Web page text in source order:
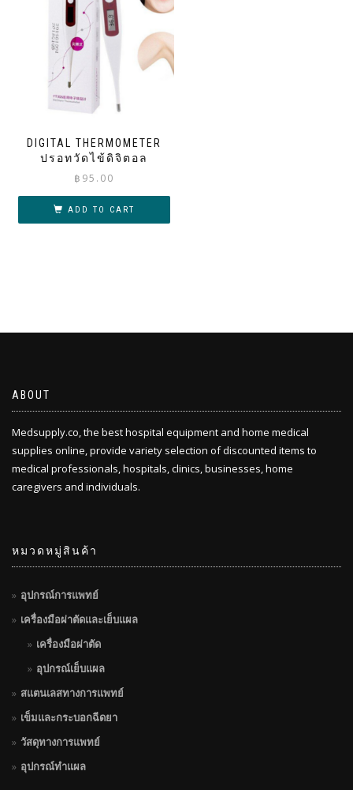
DIGITAL THERMOMETER
ปรอทวัดไข้ดิจิตอล
฿ 95.00
ADD TO CART
ABOUT
Medsupply.co, the best hospital equipment and home medical
supplies online, provide variety selection of discounted items to
medical professionals, hospitals, clinics, businesses, home
caregivers and individuals.
หมวดหมู่สินค้า
อุปกรณ์การแพทย์
เครื่องมือผ่าตัดและเย็บแผล
เครื่องมือผ่าตัด
อุปกรณ์เย็บแผล
สแตนเลสทางการแพทย์
เข็มและกระบอกฉีดยา
วัสดุทางการแพทย์
อุปกรณ์ทำแผล